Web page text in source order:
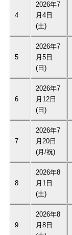
4
2026年7
月4日
(土)
5
2026年7
月5日
(日)
6
2026年7
月12日
(日)
7
2026年7
月20日
(月/祝)
8
2026年8
月1日
(土)
9
2026年8
月8日